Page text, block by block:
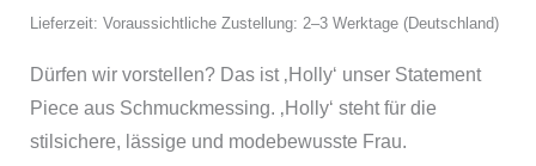
Lieferzeit: Voraussichtliche Zustellung: 2–3 Werktage (Deutschland)
Dürfen wir vorstellen? Das ist ‚Holly‘ unser Statement
Piece aus Schmuckmessing. ‚Holly‘ steht für die
stilsichere, lässige und modebewusste Frau.